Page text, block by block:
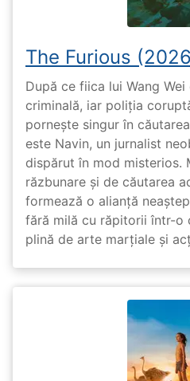
The Furious
După ce fiica lui Wang
criminală, iar poliția
pornește singur în
este Navin, un jurnalist
dispărut în mod misterios.
răzbunare și de căutarea
formează o alianță
fără milă cu răpitorii într-o
plină de arte marțiale și